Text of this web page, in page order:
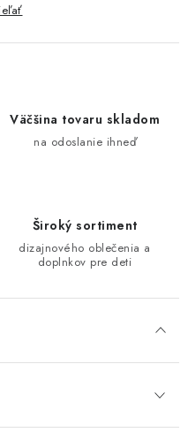
Väčšina tovaru skladom
na odoslanie ihneď
Široký sortiment
dizajnového oblečenia a
doplnkov pre deti